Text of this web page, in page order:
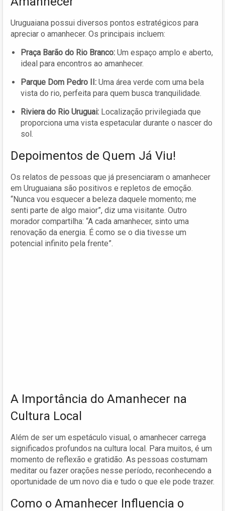
Uruguaiana possui diversos pontos estratégicos para
apreciar o amanhecer. Os principais incluem:
Praça Barão do Rio Branco: Um espaço amplo e aberto,
ideal para encontros ao amanhecer.
Parque Dom Pedro II: Uma área verde com uma bela
vista do rio, perfeita para quem busca tranquilidade.
Riviera do Rio Uruguai: Localização privilegiada que
proporciona uma vista espetacular durante o nascer do
sol.
Depoimentos de Quem Já Viu!
Os relatos de pessoas que já presenciaram o amanhecer
em Uruguaiana são positivos e repletos de emoção.
“Nunca vou esquecer a beleza daquele momento; me
senti parte de algo maior”, diz uma visitante. Outro
morador compartilha: “A cada amanhecer, sinto uma
renovação da energia. É como se o dia tivesse um
potencial infinito pela frente”.
A Importância do Amanhecer na
Cultura Local
Além de ser um espetáculo visual, o amanhecer carrega
significados profundos na cultura local. Para muitos, é um
momento de reflexão e gratidão. As pessoas costumam
meditar ou fazer orações nesse período, reconhecendo a
oportunidade de um novo dia e tudo o que ele pode trazer.
Como o Amanhecer Influencia o